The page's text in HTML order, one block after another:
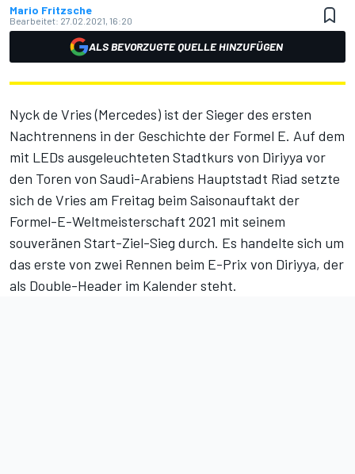
Mario Fritzsche
Bearbeitet: 27.02.2021, 16:20
ALS BEVORZUGTE QUELLE HINZUFÜGEN
Nyck de Vries (Mercedes) ist der Sieger des ersten
Nachtrennens in der Geschichte der Formel E. Auf dem
mit LEDs ausgeleuchteten Stadtkurs von Diriyya vor
den Toren von Saudi-Arabiens Hauptstadt Riad setzte
sich de Vries am Freitag beim Saisonauftakt der
Formel-E-Weltmeisterschaft 2021 mit seinem
souveränen Start-Ziel-Sieg durch. Es handelte sich um
das erste von zwei Rennen beim E-Prix von Diriyya, der
als Double-Header im Kalender steht.